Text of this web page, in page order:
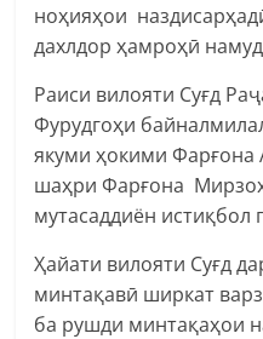
ноҳияҳои
дахлдор ҳамроҳӣ
Раиси вилояти Суғд
Фурудгоҳи
якуми ҳокими Фарғона
шаҳри Фарғона
мутасаддиён истиқбол
Ҳайати вилояти Суғд
минтақавӣ ширкат
ба рушди минтақаҳои